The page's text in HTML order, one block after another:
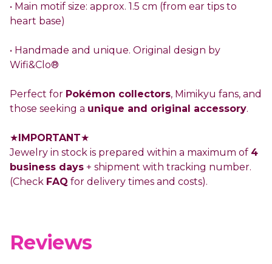
• Main motif size: approx. 1.5 cm (from ear tips to
heart base)
• Handmade and unique. Original design by
Wifi&Clo®
Perfect for Pokémon collectors, Mimikyu fans, and
those seeking a unique and original accessory.
★IMPORTANT★
Jewelry in stock is prepared within a maximum of 4
business days + shipment with tracking number.
(Check FAQ for delivery times and costs).
Reviews